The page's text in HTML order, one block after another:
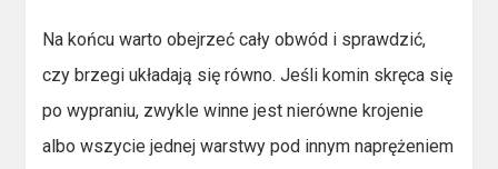
Na końcu warto obejrzeć cały obwód i sprawdzić,
czy brzegi układają się równo. Jeśli komin skręca się
po wypraniu, zwykle winne jest nierówne krojenie
albo wszycie jednej warstwy pod innym naprężeniem